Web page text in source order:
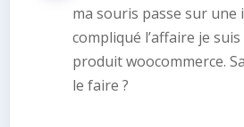
ma souris passe sur une
compliqué l’affaire je
produit woocommerce.
le faire ?